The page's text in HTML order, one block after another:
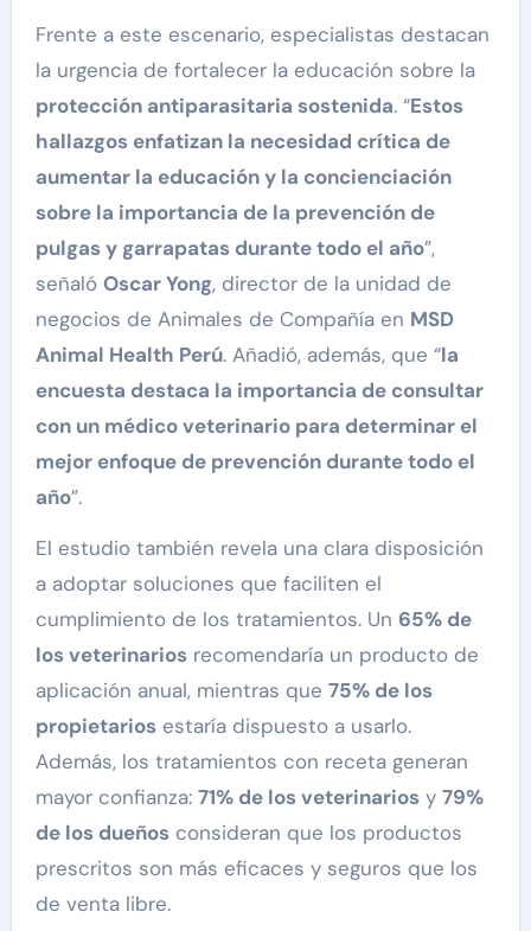
Frente a este escenario, especialistas destacan
la urgencia de fortalecer la educación sobre la
protección antiparasitaria sostenida. “Estos
hallazgos enfatizan la necesidad crítica de
aumentar la educación y la concienciación
sobre la importancia de la prevención de
pulgas y garrapatas durante todo el año”,
señaló Oscar Yong, director de la unidad de
negocios de Animales de Compañía en MSD
Animal Health Perú. Añadió, además, que “la
encuesta destaca la importancia de consultar
con un médico veterinario para determinar el
mejor enfoque de prevención durante todo el
año”.
El estudio también revela una clara disposición
a adoptar soluciones que faciliten el
cumplimiento de los tratamientos. Un 65% de
los veterinariosrecomendaría un producto de
aplicación anual, mientras que 75% de los
propietariosestaría dispuesto a usarlo.
Además, los tratamientos con receta generan
mayor confianza: 71% de los veterinariosy 79%
de los dueñosconsideran que los productos
prescritos son más eficaces y seguros que los
de venta libre.